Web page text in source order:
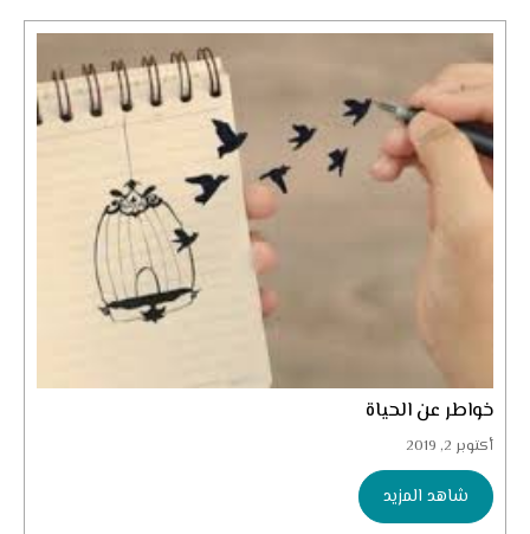
خواطر عن الحياة
أكتوبر 2, 2019
شاهد المزيد